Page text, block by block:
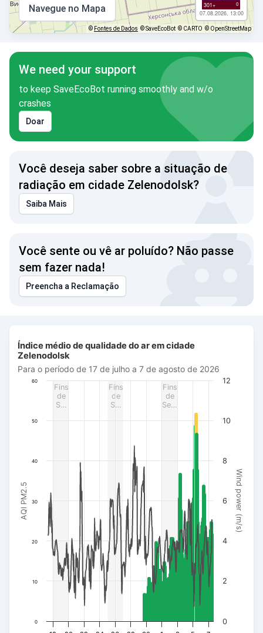
301+ 0
07.08.2026, 13:00
Navegue no Mapa
© Fontes de Dados © SaveEcoBot © CARTO © OpenStreetMap
We need your support
to keep SaveEcoBot running smoothly and w/o
crashes
Doar
Você deseja saber sobre a situação de
radiação em cidade Zelenodolsk?
Saiba Mais
Você sente ou vê ar poluído? Não passe
sem fazer nada!
Preencha a Reclamação
Combination chart with 3 data series.
Para o período de 17 de julho a 7 de agosto de 2026
The chart has 1 X axis displaying Data. Data ranges from
The chart has 3 Y axes displaying AQI PM2.5, Wind power
Fins
de
Se…
Fins
de
S…
Fins
de
S…
AQI PM2.5 Wind power (m/s)
Índice médio de qualidade do ar em cidade
Zelenodolsk
Para o período de 17 de julho a 7 de agosto de 2026
0
10
20
30
40
50
60
0
2
4
6
8
10
12